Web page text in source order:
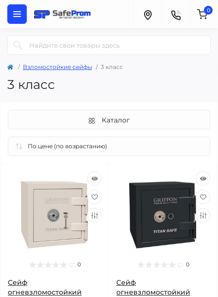
0
Взломостойкие сейфы 3 класс
3 класс
Каталог
0
Сейф
огневзломостойкий
0
Сейф
огневзломостойкий